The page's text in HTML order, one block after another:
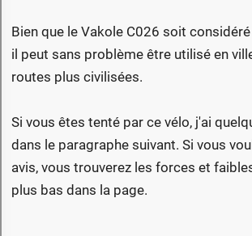
Bien que le Vakole C026 soit
il peut sans problème être utilisé en
routes plus civilisées.
Si vous êtes tenté par ce vélo, j'ai
dans le paragraphe suivant. Si vous
avis, vous trouverez les forces et
plus bas dans la page.